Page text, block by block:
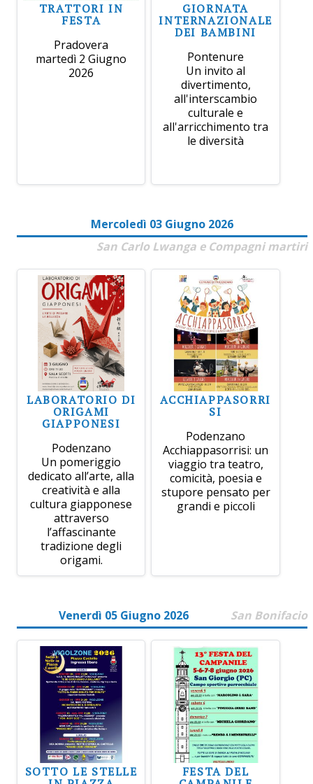
TRATTORI IN
FESTA
Pradovera
martedì 2 Giugno
2026
GIORNATA
INTERNAZIONALE
DEI BAMBINI
Pontenure
Un invito al
divertimento,
all'interscambio
culturale e
all'arricchimento tra
le diversità
Mercoledì 03 Giugno 2026
San Carlo Lwanga e Compagni martiri
LABORATORIO DI
ORIGAMI
GIAPPONESI
Podenzano
Un pomeriggio
dedicato all’arte, alla
creatività e alla
cultura giapponese
attraverso
l’affascinante
tradizione degli
origami.
ACCHIAPPASORRI
SI
Podenzano
Acchiappasorrisi: un
viaggio tra teatro,
comicità, poesia e
stupore pensato per
grandi e piccoli
Venerdì 05 Giugno 2026 San Bonifacio
SOTTO LE STELLE FESTA DEL